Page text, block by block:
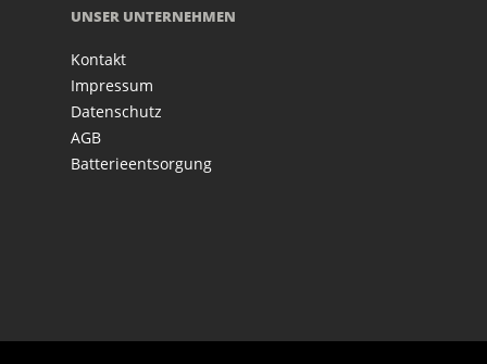
UNSER UNTERNEHMEN
Kontakt
Impressum
Datenschutz
AGB
Batterieentsorgung